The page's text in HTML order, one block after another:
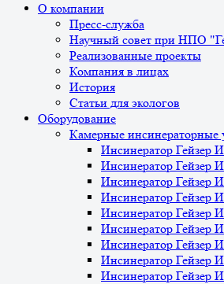
О компании
Пресс-служба
Научный совет при НПО
Реализованные проекты
Компания в лицах
История
Статьи для экологов
Оборудование
Камерные инсинераторные
Инсинератор Гейзер
Инсинератор Гейзер
Инсинератор Гейзер
Инсинератор Гейзер
Инсинератор Гейзер
Инсинератор Гейзер
Инсинератор Гейзер
Инсинератор Гейзер
Инсинератор Гейзер